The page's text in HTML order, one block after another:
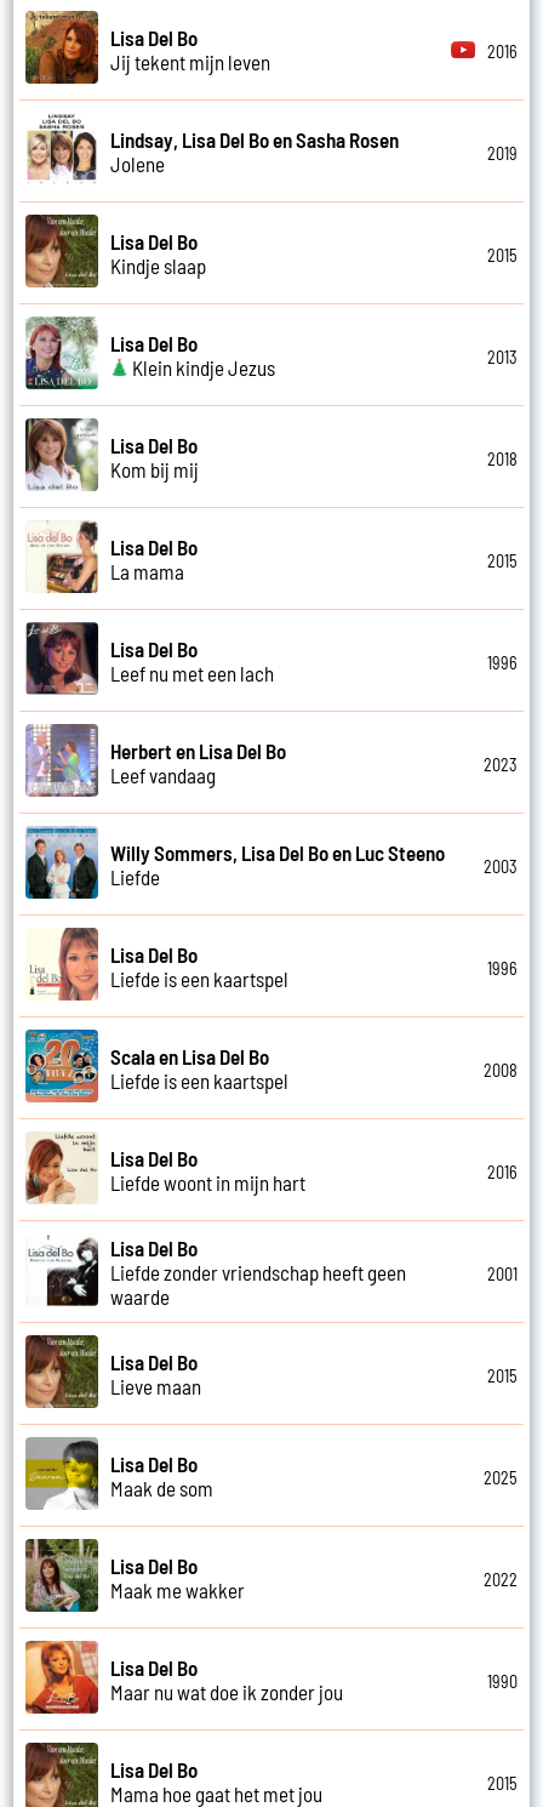
Lisa Del Bo
Jij tekent mijn leven
2016
Lindsay, Lisa Del Bo en Sasha Rosen
Jolene
2019
Lisa Del Bo
Kindje slaap
2015
Lisa Del Bo
Klein kindje Jezus
2013
Lisa Del Bo
Kom bij mij
2018
Lisa Del Bo
La mama
2015
Lisa Del Bo
Leef nu met een lach
1996
Herbert en Lisa Del Bo
Leef vandaag
2023
Willy Sommers, Lisa Del Bo en Luc Steeno
Liefde
2003
Lisa Del Bo
Liefde is een kaartspel
1996
Scala en Lisa Del Bo
Liefde is een kaartspel
2008
Lisa Del Bo
Liefde woont in mijn hart
2016
Lisa Del Bo
Liefde zonder vriendschap heeft geen
waarde
2001
Lisa Del Bo
Lieve maan
2015
Lisa Del Bo
Maak de som
2025
Lisa Del Bo
Maak me wakker
2022
Lisa Del Bo
Maar nu wat doe ik zonder jou
1990
Lisa Del Bo
Mama hoe gaat het met jou
2015